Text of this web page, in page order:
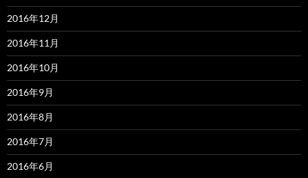
2016年12月
2016年11月
2016年10月
2016年9月
2016年8月
2016年7月
2016年6月